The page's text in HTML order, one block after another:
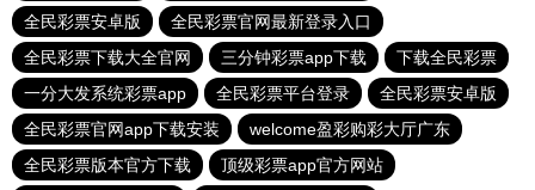
全民彩票安卓版
全民彩票官网最新登录入口
全民彩票下载大全官网
三分钟彩票app下载
下载全民彩票
一分大发系统彩票app
全民彩票平台登录
全民彩票安卓版
全民彩票官网app下载安装
welcome盈彩购彩大厅广东
全民彩票版本官方下载
顶级彩票app官方网站